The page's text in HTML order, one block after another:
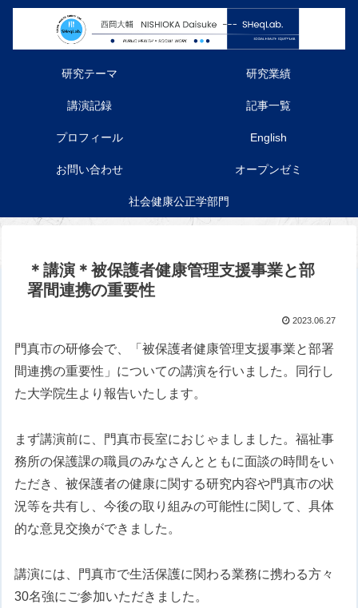
研究テーマ 研究業績
講演記録 記事一覧
プロフィール English
お問い合わせ オープンゼミ
社会健康公正学部門
＊講演＊被保護者健康管理支援事業と部
署間連携の重要性
2023.06.27
門真市の研修会で、「被保護者健康管理支援事業と部署
間連携の重要性」についての講演を行いました。同行し
た大学院生より報告いたします。
まず講演前に、門真市長室におじゃましました。福祉事
務所の保護課の職員のみなさんとともに面談の時間をい
ただき、被保護者の健康に関する研究内容や門真市の状
況等を共有し、今後の取り組みの可能性に関して、具体
的な意見交換ができました。
講演には、門真市で生活保護に関わる業務に携わる方々
30名強にご参加いただきました。